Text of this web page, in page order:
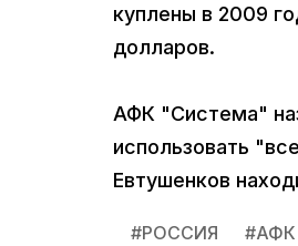
куплены в 2009
долларов.
АФК "Система"
использовать
Евтушенков
#РОССИЯ #